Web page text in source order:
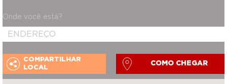
Onde você está?
COMPARTILHAR
LOCAL
COMO CHEGAR